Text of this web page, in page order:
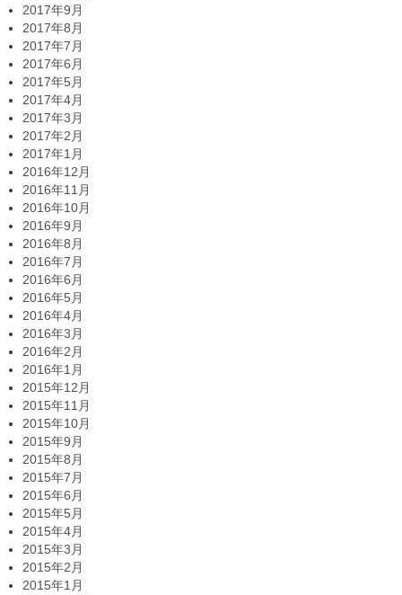
2017年9月
2017年8月
2017年7月
2017年6月
2017年5月
2017年4月
2017年3月
2017年2月
2017年1月
2016年12月
2016年11月
2016年10月
2016年9月
2016年8月
2016年7月
2016年6月
2016年5月
2016年4月
2016年3月
2016年2月
2016年1月
2015年12月
2015年11月
2015年10月
2015年9月
2015年8月
2015年7月
2015年6月
2015年5月
2015年4月
2015年3月
2015年2月
2015年1月